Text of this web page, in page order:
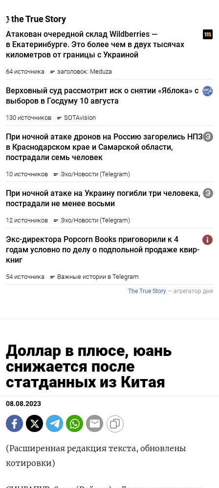
Доллар в плюсе, юань
снижается после
статданных из Китая
08.08.2023
(Расширенная редакция текста, обновлены
котировки)